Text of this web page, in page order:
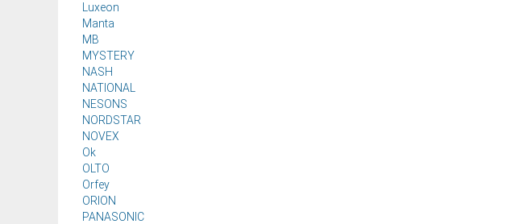
Luxeon
Manta
MB
MYSTERY
NASH
NATIONAL
NESONS
NORDSTAR
NOVEX
Ok
OLTO
Orfey
ORION
PANASONIC